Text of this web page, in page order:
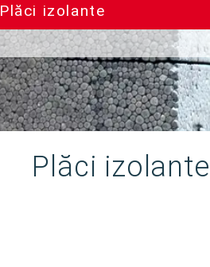
Plăci izolante
Plăci izolante